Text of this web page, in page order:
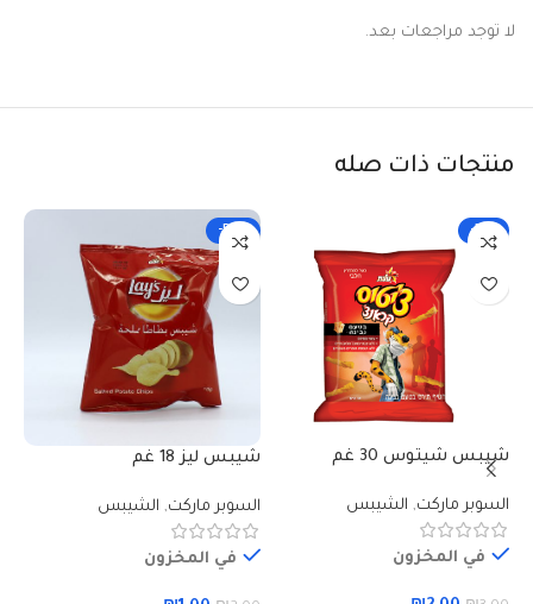
لا توجد مراجعات بعد.
منتجات ذات صله
-33%
شيبس شيتوس 30 غم
السوبر ماركت, الشيبس
في المخزون
-50%
شيبس ليز 18 غم
السوبر ماركت, الشيبس
في المخزون